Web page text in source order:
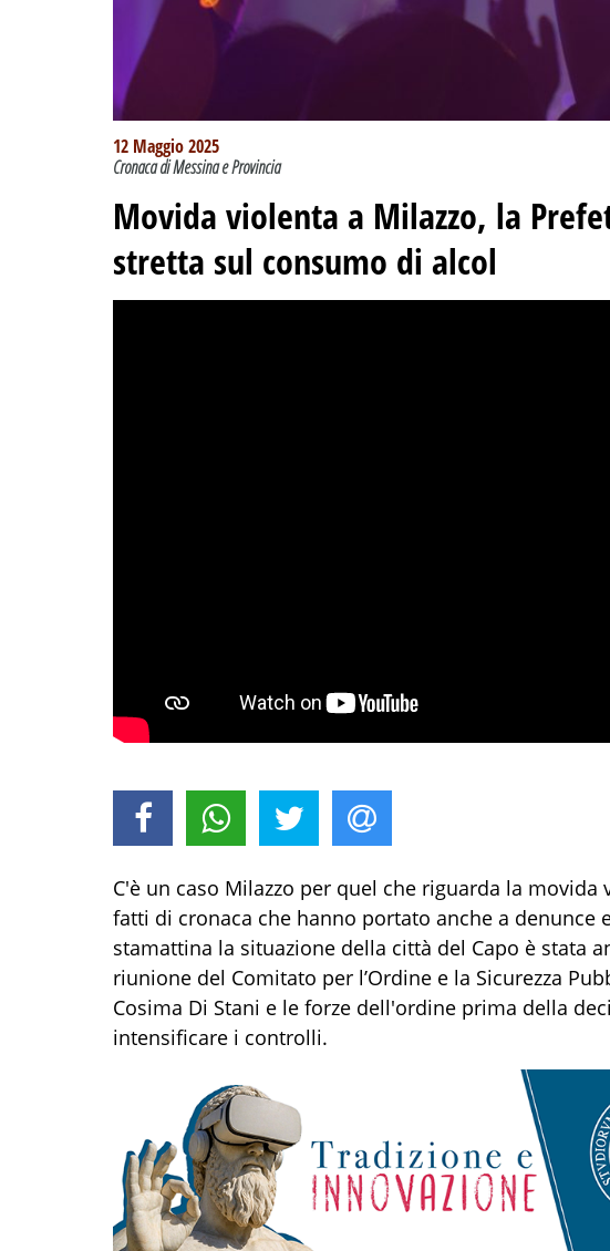
12 Maggio 2025
Cronaca di Messina e Provincia
Movida violenta a Milazzo, la
stretta sul consumo di alcol
C'è un caso Milazzo per quel che riguarda la
fatti di cronaca che hanno portato anche a
stamattina la situazione della città del Capo è stata
riunione del Comitato per l’Ordine e la Sicurezza
Cosima Di Stani e le forze dell'ordine prima della
intensificare i controlli.